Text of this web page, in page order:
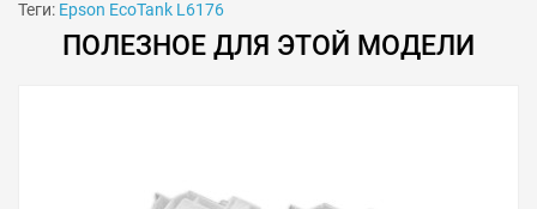
Теги: Epson EcoTank L6176
ПОЛЕЗНОЕ ДЛЯ ЭТОЙ МОДЕЛИ